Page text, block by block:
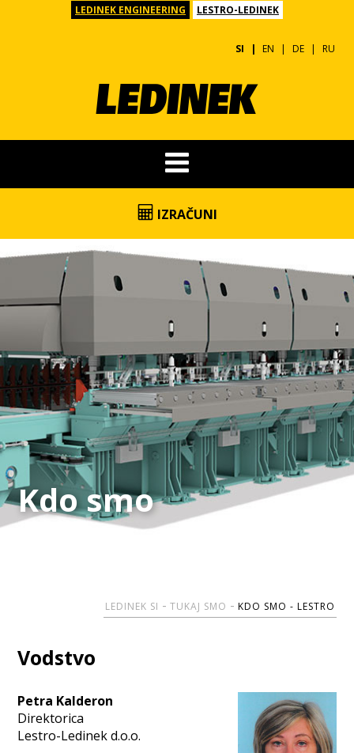
LEDINEK ENGINEERING LESTRO-LEDINEK
SI EN DE RU
IZRAČUNI
Kdo smo
Kdo smo
LEDINEK SI TUKAJ SMO KDO SMO - LESTRO
Vodstvo
Petra Kalderon
Direktorica
Lestro-Ledinek d.o.o.